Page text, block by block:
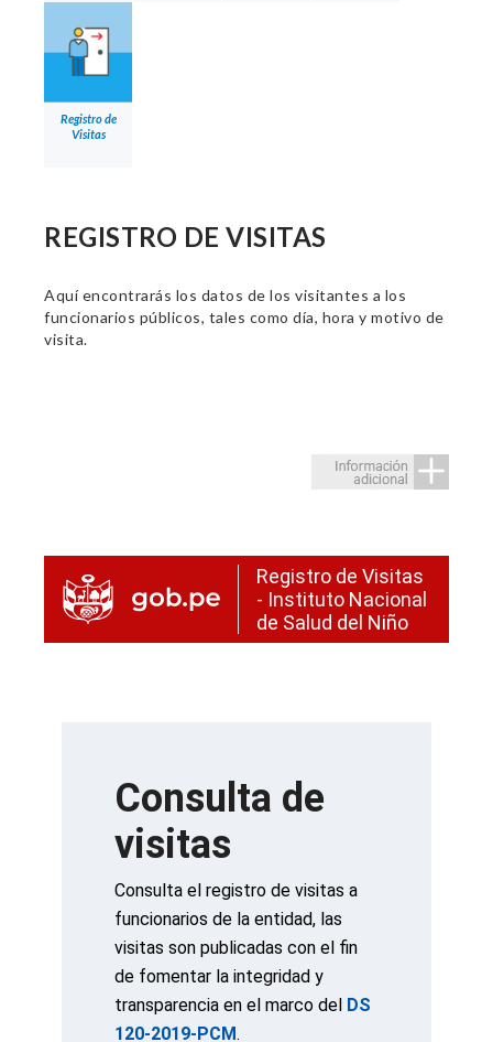
Registro de
Visitas
REGISTRO DE VISITAS
Aquí encontrarás los datos de los visitantes a los
funcionarios públicos, tales como día, hora y motivo de
visita.